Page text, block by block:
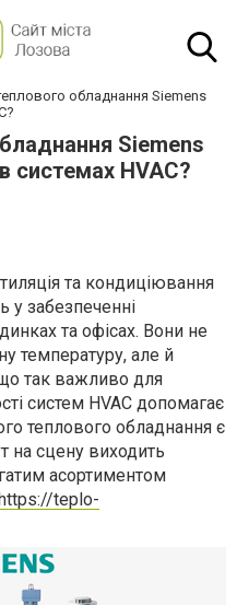
обладнання Siemens
Siemens
системах HVAC?
та кондиціювання
у забезпеченні
та офісах. Вони не
температуру, але й
так важливо для
систем HVAC допомагає
теплового обладнання є
на сцену виходить
асортиментом
teplo-